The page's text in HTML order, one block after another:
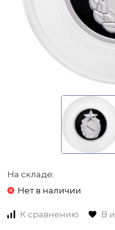
На складе:
Нет в наличии
К сравнению В